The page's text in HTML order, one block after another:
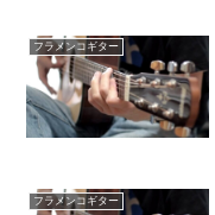
フラメンコギター
フラメンコギター